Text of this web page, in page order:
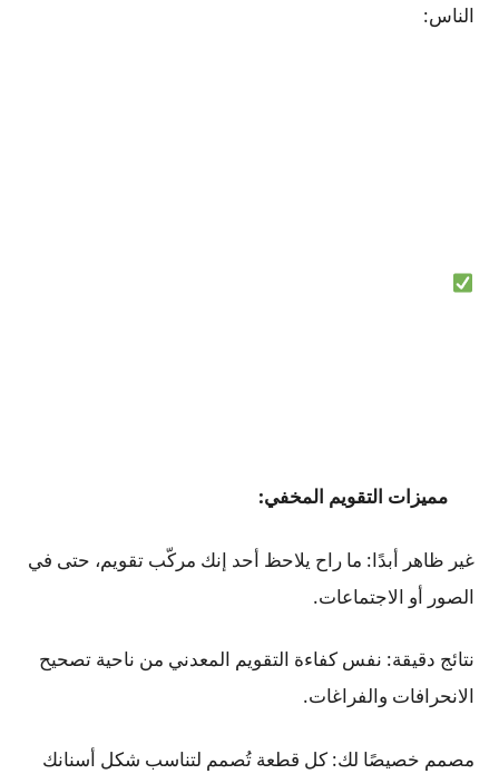
الناس:
مميزات التقويم المخفي:
غير ظاهر أبدًا: ما راح يلاحظ أحد إنك مركّب تقويم، حتى في
الصور أو الاجتماعات.
نتائج دقيقة: نفس كفاءة التقويم المعدني من ناحية تصحيح
الانحرافات والفراغات.
مصمم خصيصًا لك: كل قطعة تُصمم لتناسب شكل أسنانك